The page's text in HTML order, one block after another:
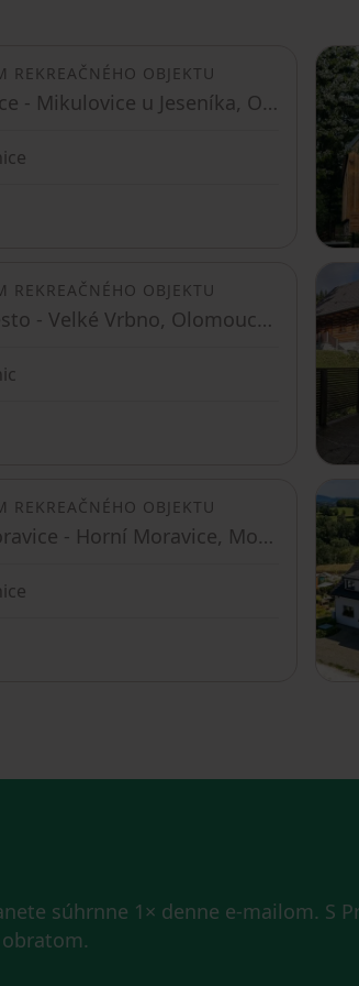
REKREAČNÉHO OBJEKTU
Mikulovice - Mikulovice u Jeseníka, Olomoucký kraj
REKREAČNÉHO OBJEKTU
Staré Město - Velké Vrbno, Olomoucký kraj
REKREAČNÉHO OBJEKTU
Dolní Moravice - Horní Moravice, Moravskoslezský kraj
súhrnne 1× denne e-mailom. S